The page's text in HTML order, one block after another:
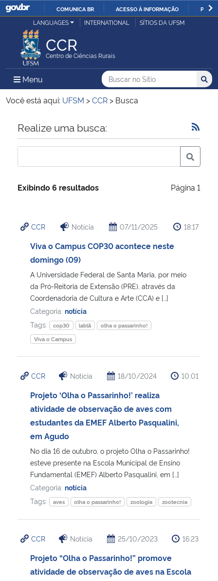
IR
COMUNICA BR ACESSO À INFORMAÇÃO
Ministério da Justiça e Segurança Pública
Ministério da Defesa
Ministério das Relações Exteriores
Ministério da Economia
Ministério da Infraestrutura
Ministério da Cidadania
Ministério de Minas e Energia
Ministério da Ciência, Tecnologia, Inovações e Comunicações
Ministério do Meio Ambiente
Ministério do Turismo
Ministério do Desenvolvimento Regional
Controladoria-Geral da União
Ministério da Mulher, da Família e dos Direitos Humanos
Secretaria-Geral
Secretaria de Governo
Advocacia-Geral da União
Banco Central do Brasil
LANGUAGES INTERNATIONAL SÍTIOS DA UFSM
CCR
Centro de Ciências Rurais
Menu Menu Principal do Sítio
Busca
Buscar no no Sítio
Busca:
Você está aqui: UFSM >CCR > Busca
Início do conteúdo
Realize uma busca:
Exibindo 6 resultados Página 1
CCR Notícia 07/11/2025 18:17
Viva o Campus COP30 acontece neste
domingo (09)
A Universidade Federal de Santa Maria, por meio
da Pró-Reitoria de Extensão (PRE), através da
Coordenadoria de Cultura e Arte (CCA) e […]
Categoria: notícia
Tags:
cop30 lablã
olha o passarinho!
Viva o Campus
CCR Notícia 18/10/2024 10:01
Projeto ‘Olha o Passarinho!’ realiza
atividade de observação de aves com
estudantes da EMEF Alberto Pasqualini,
em Agudo
No dia 16 de outubro, o projeto Olha o Passarinho!
esteve presente na Escola Municipal de Ensino
Fundamental (EMEF) Alberto Pasqualini, em […]
Categoria: notícia
Tags:
aves olha o passarinho! zoologia zootecnia
CCR Notícia 25/10/2023 16:23
Projeto “Olha o Passarinho!” promove
atividade de observação de aves na Escola